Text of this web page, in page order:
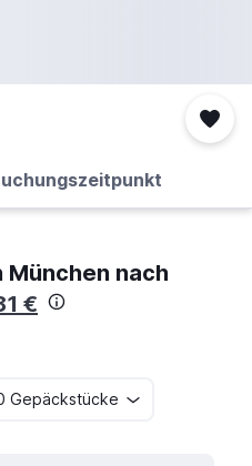
München nach
€
Gepäckstücke